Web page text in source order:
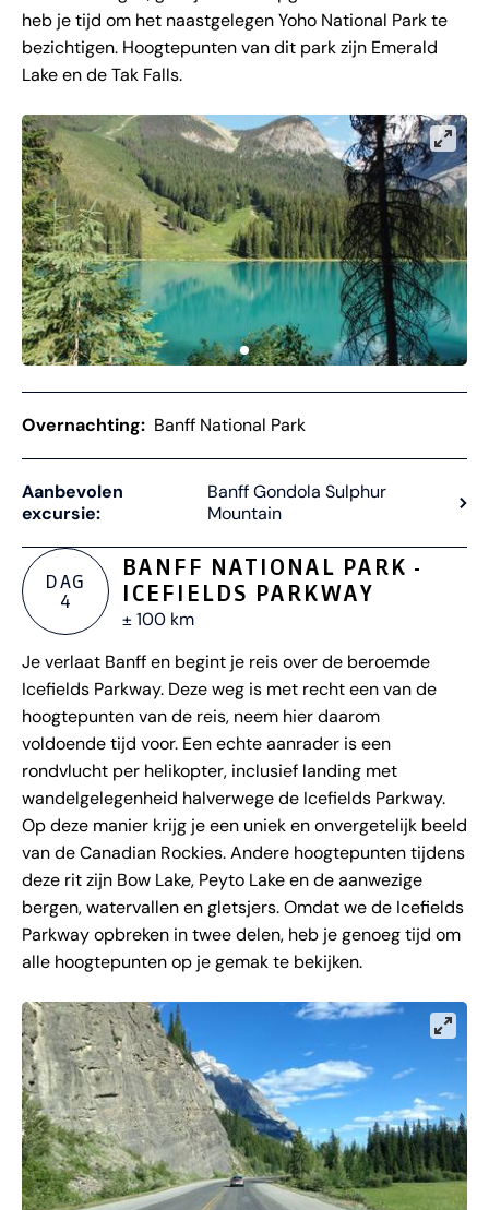
heb je tijd om het naastgelegen Yoho National Park te
bezichtigen. Hoogtepunten van dit park zijn Emerald
Lake en de Tak Falls.
Overnachting: Banff National Park
Aanbevolen
excursie:
Banff Gondola Sulphur
Mountain
DAG
4
BANFF NATIONAL PARK -
ICEFIELDS PARKWAY
± 100 km
Je verlaat Banff en begint je reis over de beroemde
Icefields Parkway. Deze weg is met recht een van de
hoogtepunten van de reis, neem hier daarom
voldoende tijd voor. Een echte aanrader is een
rondvlucht per helikopter, inclusief landing met
wandelgelegenheid halverwege de Icefields Parkway.
Op deze manier krijg je een uniek en onvergetelijk beeld
van de Canadian Rockies. Andere hoogtepunten tijdens
deze rit zijn Bow Lake, Peyto Lake en de aanwezige
bergen, watervallen en gletsjers. Omdat we de Icefields
Parkway opbreken in twee delen, heb je genoeg tijd om
alle hoogtepunten op je gemak te bekijken.